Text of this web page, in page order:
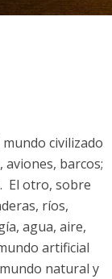
civilizado
barcos;
El otro, sobre
ríos,
agua, aire,
artificial
natural y